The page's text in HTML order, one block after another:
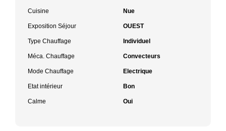
Cuisine Nue
Exposition Séjour OUEST
Type Chauffage Individuel
Méca. Chauffage Convecteurs
Mode Chauffage Electrique
Etat intérieur Bon
Calme Oui